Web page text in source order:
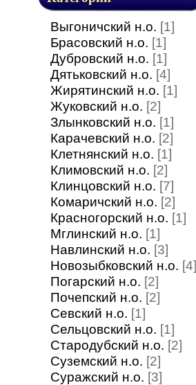
Выгоничский н.о. [1]
Брасовский н.о. [1]
Дубровский н.о. [1]
Дятьковский н.о. [4]
Жирятинский н.о. [1]
Жуковский н.о. [2]
Злынковский н.о. [1]
Карачевский н.о. [2]
Клетнянский н.о. [1]
Климовский н.о. [2]
Клинцовский н.о. [7]
Комаричский н.о. [2]
Красногорский н.о. [1]
Мглинский н.о. [1]
Навлинский н.о. [3]
Новозыбковский н.о. [4]
Погарский н.о. [2]
Почепский н.о. [2]
Севский н.о. [1]
Сельцовский н.о. [1]
Стародубский н.о. [2]
Суземский н.о. [2]
Суражский н.о. [3]